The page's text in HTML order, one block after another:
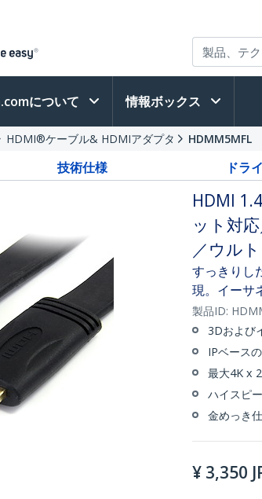
について 情報ボックス
HDMI®ケーブル& HDMIアダプタ HDMM5MFL
技術仕様 ドラ
HDMI
ット対
／ウル
すっきりし
現。イーサ
製品ID:
3Dおよび
IPベース
最大4K x
ハイスピ
金めっき
¥ 3,350